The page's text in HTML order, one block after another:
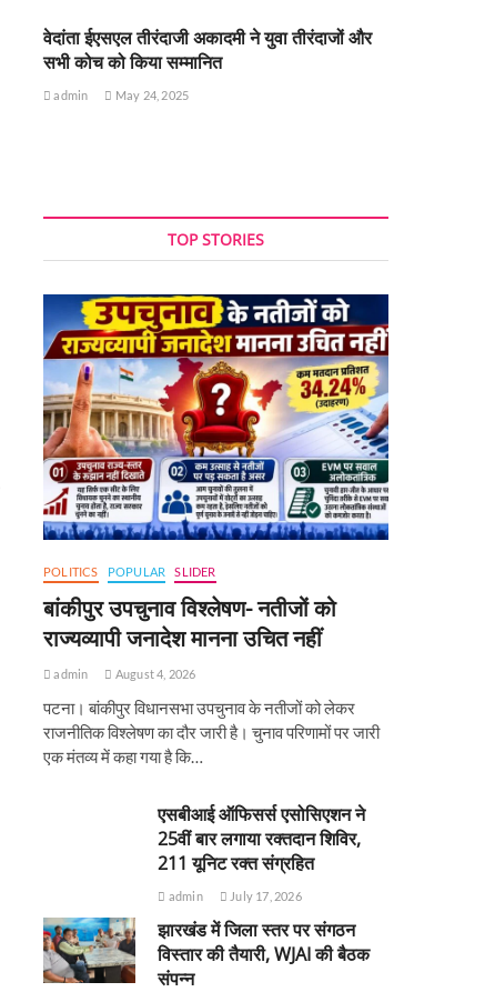
वेदांता ईएसएल तीरंदाजी अकादमी ने युवा तीरंदाजों और
सभी कोच को किया सम्मानित
admin May 24, 2025
TOP STORIES
POLITICS POPULAR SLIDER
बांकीपुर उपचुनाव विश्लेषण- नतीजों को
राज्यव्यापी जनादेश मानना उचित नहीं
admin August 4, 2026
पटना। बांकीपुर विधानसभा उपचुनाव के नतीजों को लेकर
राजनीतिक विश्लेषण का दौर जारी है। चुनाव परिणामों पर जारी
एक मंतव्य में कहा गया है कि…
एसबीआई ऑफिसर्स एसोसिएशन ने
25वीं बार लगाया रक्तदान शिविर,
211 यूनिट रक्त संग्रहित
admin July 17, 2026
झारखंड में जिला स्तर पर संगठन
विस्तार की तैयारी, WJAI की बैठक
संपन्न